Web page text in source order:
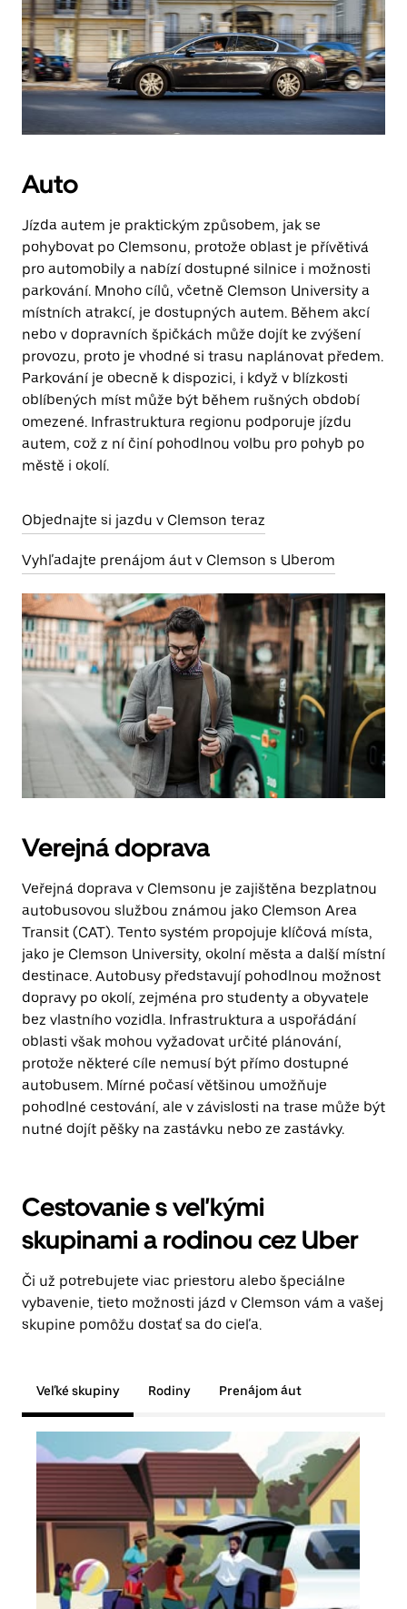
Auto
Jízda autem je praktickým způsobem, jak se
pohybovat po Clemsonu, protože oblast je přívětivá
pro automobily a nabízí dostupné silnice i možnosti
parkování. Mnoho cílů, včetně Clemson University a
místních atrakcí, je dostupných autem. Během akcí
nebo v dopravních špičkách může dojít ke zvýšení
provozu, proto je vhodné si trasu naplánovat předem.
Parkování je obecně k dispozici, i když v blízkosti
oblíbených míst může být během rušných období
omezené. Infrastruktura regionu podporuje jízdu
autem, což z ní činí pohodlnou volbu pro pohyb po
městě i okolí.
Objednajte si jazdu v Clemson teraz
Vyhľadajte prenájom áut v Clemson s Uberom
Verejná doprava
Veřejná doprava v Clemsonu je zajištěna bezplatnou
autobusovou službou známou jako Clemson Area
Transit (CAT). Tento systém propojuje klíčová místa,
jako je Clemson University, okolní města a další místní
destinace. Autobusy představují pohodlnou možnost
dopravy po okolí, zejména pro studenty a obyvatele
bez vlastního vozidla. Infrastruktura a uspořádání
oblasti však mohou vyžadovat určité plánování,
protože některé cíle nemusí být přímo dostupné
autobusem. Mírné počasí většinou umožňuje
pohodlné cestování, ale v závislosti na trase může být
nutné dojít pěšky na zastávku nebo ze zastávky.
Cestovanie s veľkými
skupinami a rodinou cez Uber
Či už potrebujete viac priestoru alebo špeciálne
vybavenie, tieto možnosti jázd v Clemson vám a vašej
skupine pomôžu dostať sa do cieľa.
Veľké skupiny Rodiny Prenájom áut